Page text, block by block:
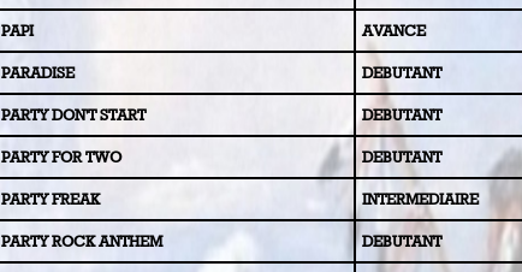
PAPI AVANCE
PARADISE DEBUTANT
PARTY DON'T START DEBUTANT
PARTY FOR TWO DEBUTANT
PARTY FREAK INTERMEDIAIRE
PARTY ROCK ANTHEM DEBUTANT